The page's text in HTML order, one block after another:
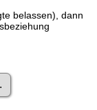
belassen), dann